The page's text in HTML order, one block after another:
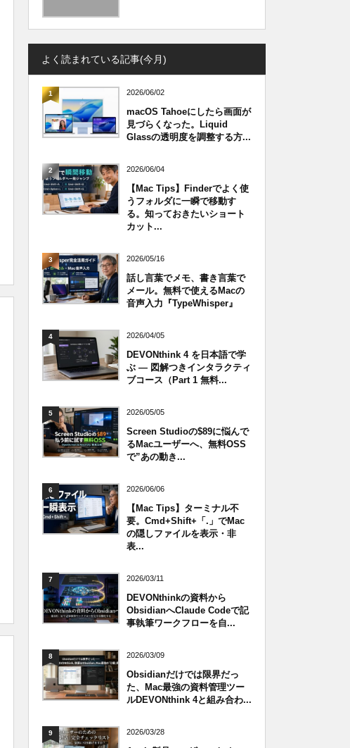
よく読まれている記事(今月)
1 2026/06/02
macOS Tahoeにしたら画面が
見づらくなった。Liquid
Glassの透明度を調整する方...
2 2026/06/04
【Mac Tips】Finderでよく使
うフォルダに一瞬で移動す
る。知っておきたいショート
カット...
3 2026/05/16
話し言葉でメモ、書き言葉で
メール。無料で使えるMacの
音声入力『TypeWhisper』
4 2026/04/05
DEVONthink 4 を日本語で学
ぶ — 図解つきインタラクティ
ブコース（Part 1 無料...
5 2026/05/05
Screen Studioの$89に悩んで
るMacユーザーへ、無料OSS
で”あの動き...
6 2026/06/06
【Mac Tips】ターミナル不
要。Cmd+Shift+「.」でMac
の隠しファイルを表示・非
表...
7 2026/03/11
DEVONthinkの資料から
ObsidianへClaude Codeで記
事執筆ワークフローを自...
8 2026/03/09
Obsidianだけでは限界だっ
た、Mac最強の資料管理ツー
ルDEVONthink 4と組み合わ...
9 2026/03/28